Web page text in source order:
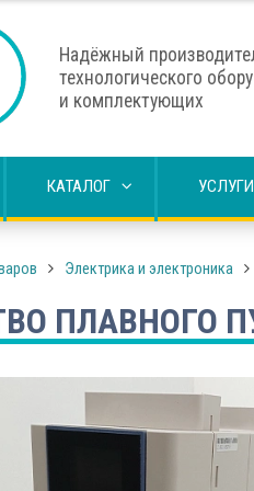
Надёжный
технологического
и комплектующих
КАТАЛОГ УСЛУГИ
Электрика и электроника
ПЛАВНОГО